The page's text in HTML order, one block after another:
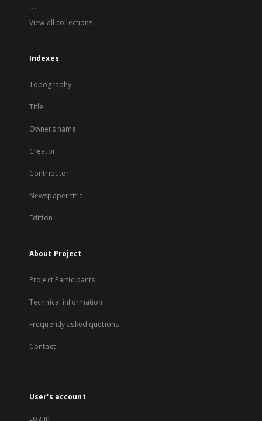
...
View all collections
Indexes
Topography
Title
Owners name
Creator
Contributor
Newspaper title
Edition
About Project
Project Participants
Technical information
Frequently asked quetions
Contact
User's account
Log in